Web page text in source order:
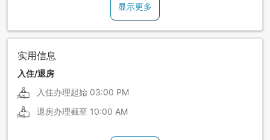
显示更多
实用信息
入住/退房
入住办理起始 03:00 PM
退房办理截至 10:00 AM